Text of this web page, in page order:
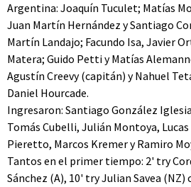
Argentina: Joaquín Tuculet; Matías
Juan Martín Hernández y Santiago
Martín Landajo; Facundo Isa, Javier
Matera; Guido Petti y Matías
Agustín Creevy (capitán) y Nahuel
Daniel Hourcade.
Ingresaron: Santiago González
Tomás Cubelli, Julián Montoya,
Pieretto, Marcos Kremer y Ramiro
Tantos en el primer tiempo: 2' try
Sánchez (A), 10' try Julian Savea